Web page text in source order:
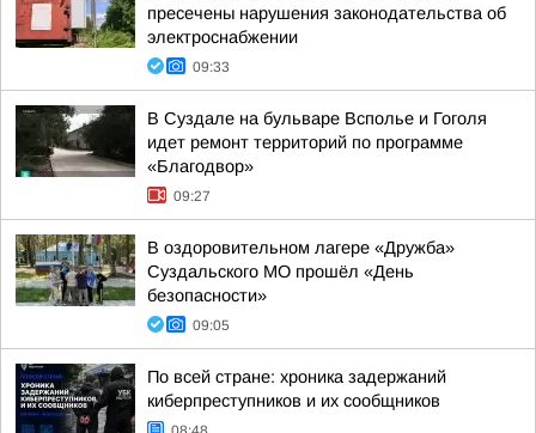
пресечены нарушения законодательства об
электроснабжении
09:33
В Суздале на бульваре Всполье и Гоголя
идет ремонт территорий по программе
«Благодвор»
09:27
В оздоровительном лагере «Дружба»
Суздальского МО прошёл «День
безопасности»
09:05
По всей стране: хроника задержаний
киберпреступников и их сообщников